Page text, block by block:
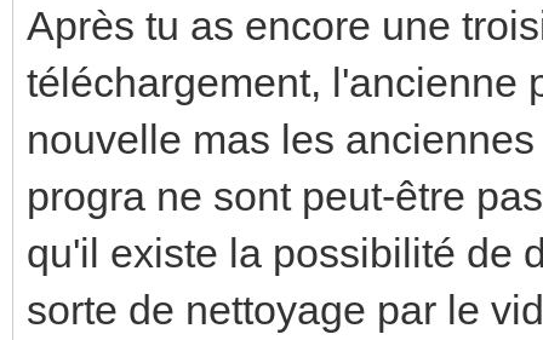
Après tu as encore une
téléchargement, l'ancienne
nouvelle mas les
progra ne sont peut-être
qu'il existe la possibilité de
sorte de nettoyage par le